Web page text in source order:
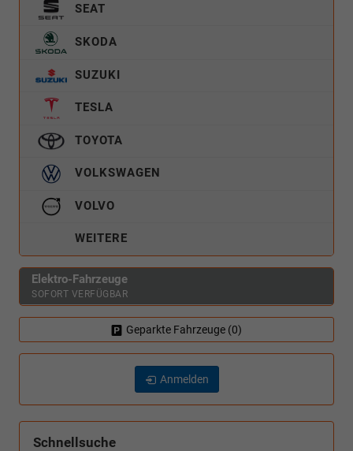
SEAT
SKODA
SUZUKI
TESLA
TOYOTA
VOLKSWAGEN
VOLVO
WEITERE
Elektro-Fahrzeuge
SOFORT VERFÜGBAR
Geparkte Fahrzeuge (0)
Anmelden
Schnellsuche